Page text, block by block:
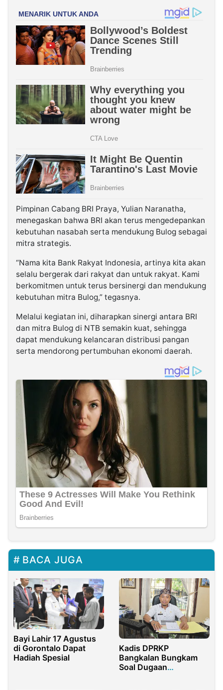
Pimpinan Cabang BRI Praya, Yulian Naranatha,
menegaskan bahwa BRI akan terus mengedepankan
kebutuhan nasabah serta mendukung Bulog sebagai
mitra strategis.
“Nama kita Bank Rakyat Indonesia, artinya kita akan
selalu bergerak dari rakyat dan untuk rakyat. Kami
berkomitmen untuk terus bersinergi dan mendukung
kebutuhan mitra Bulog,” tegasnya.
Melalui kegiatan ini, diharapkan sinergi antara BRI
dan mitra Bulog di NTB semakin kuat, sehingga
dapat mendukung kelancaran distribusi pangan
serta mendorong pertumbuhan ekonomi daerah.
BACA JUGA
Bayi Lahir 17 Agustus
di Gorontalo Dapat
Hadiah Spesial
Kadis DPRKP
Bangkalan Bungkam
Soal Dugaan